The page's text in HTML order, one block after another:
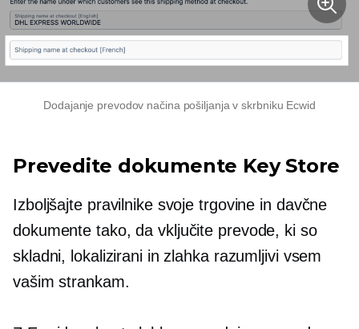
Dodajanje prevodov načina pošiljanja v skrbniku Ecwid
Prevedite dokumente Key Store
Izboljšajte pravilnike svoje trgovine in davčne
dokumente tako, da vključite prevode, ki so
skladni, lokalizirani in zlahka razumljivi vsem
vašim strankam.